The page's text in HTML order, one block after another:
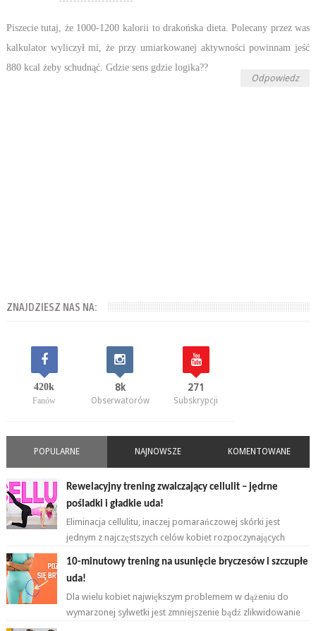
Piszecie tutaj, że 1000-1200 kalorii to drakońska dieta. Polecany przez was
kalkulator wyliczył mi, że przy umiarkowanej aktywności powinnam jeść
880 kcal żeby schudnąć. Gdzie sens gdzie logika??
Odpowiedz
ZNAJDZIESZ NAS NA:
420k
Fanów
8k
Obserwatorów
271
Subskrypcji
POPULARNE NAJNOWSZE KOMENTOWANE
Rewelacyjny trening zwalczający cellulit – jędrne
pośladki i gładkie uda!
Eliminacja cellulitu, inaczej pomarańczowej skórki jest
jednym z najczęstszych celów kobiet rozpoczynających
10-minutowy trening na usunięcie bryczesów i szczupłe
uda!
Dla wielu kobiet największym problemem w dążeniu do
wymarzonej sylwetki jest zmniejszenie bądź zlikwidowanie